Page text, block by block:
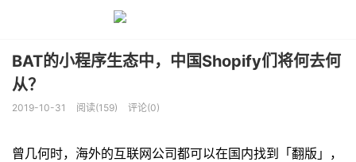
BAT的小程序生态中，中国Shopify们将何去何
从？
2019-10-31 阅读(159) 评论(0)
曾几何时，海外的互联网公司都可以在国内找到「翻版」，